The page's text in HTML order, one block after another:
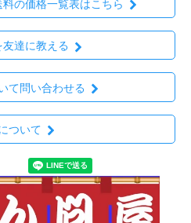
の価格一覧表はこちら
達に教える
て問い合わせる
ついて